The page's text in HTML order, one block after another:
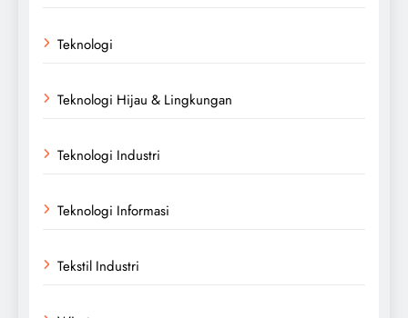
Teknologi
Teknologi Hijau & Lingkungan
Teknologi Industri
Teknologi Informasi
Tekstil Industri